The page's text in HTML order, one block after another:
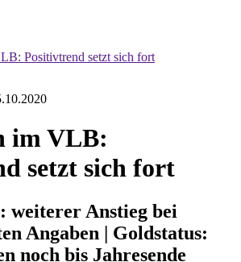
Positivtrend setzt sich fort
im VLB:
setzt sich fort
weiterer Anstieg bei
Angaben | Goldstatus:
noch bis Jahresende